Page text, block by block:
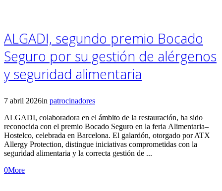
ALGADI, segundo premio Bocado
Seguro por su gestión de alérgenos
y seguridad alimentaria
7 abril 2026in patrocinadores
ALGADI, colaboradora en el ámbito de la restauración, ha sido
reconocida con el premio Bocado Seguro en la feria Alimentaria–
Hostelco, celebrada en Barcelona. El galardón, otorgado por ATX
Allergy Protection, distingue iniciativas comprometidas con la
seguridad alimentaria y la correcta gestión de ...
0More